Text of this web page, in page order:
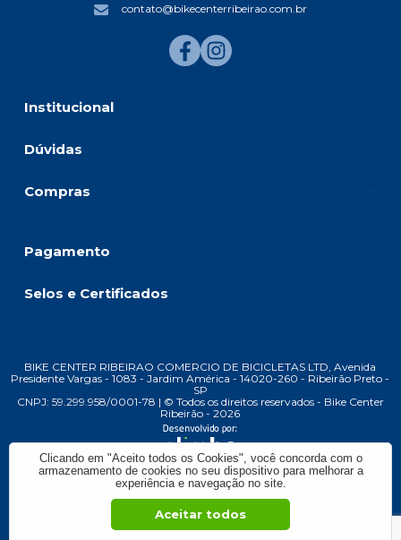
Institucional
Dúvidas
Compras
contato@bikecenterribeirao.com.br
Pagamento
Selos e Certificados
BIKE CENTER RIBEIRAO COMERCIO DE BICICLETAS LTD, Avenida
Presidente Vargas - 1083 - Jardim América - 14020-260 - Ribeirão Preto -
SP
CNPJ: 59.299.958/0001-78 | © Todos os direitos reservados - Bike Center
Ribeirão - 2026
Clicando em "Aceito todos os Cookies", você concorda com o
armazenamento de cookies no seu dispositivo para melhorar a
experiência e navegação no site.
Aceitar todos